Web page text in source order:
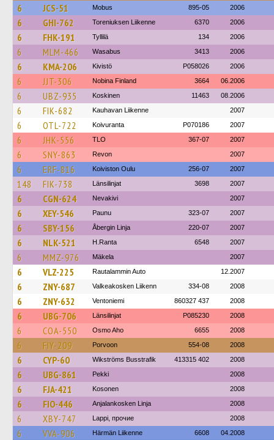
6 JCS-51 Mobus 895-05 2006
6 GHI-762 Toreniuksen Liikenne 6370 2006
6 FHK-191 Tyllilä 134 2006
6 MLM-466 Wasabus 3413 2006
6 KMA-206 Kivistö P058026 2006
6 JJT-306 Nobina Finland 3664 06.2006
6 UBZ-935 Koskinen 11463 08.2006
6 FIK-682 Kauhavan Liikenne 2007
6 OTL-722 Koivuranta P070186 2007
6 JHK-556 TLO 367-07 2007
6 SNY-863 Revon 2007
6 ERF-816 Koiviston Oulu 256-07 2007
148 FIK-738 Länsilinjat 3698 2007
6 CGN-624 Nevakivi 2007
6 XEY-546 Paunu 323-07 2007
6 SBY-156 Åbergin Linja 220-07 2007
6 NLK-521 H.Ranta 6548 2007
6 MMZ-976 Mäkela 2007
6 VLZ-225 Rautalammin Auto 12.2007
6 ZNY-687 Valkeakosken Liikenn 334-08 2008
6 ZNY-632 Ventoniemi 860327 437 2008
6 UBG-706 Länsilinjat P085230 2008
6 COA-550 Osmo Aho 6655 2008
6 FIY-209 Porvoon 554-08 2008
6 CYP-60 Wikströms Busstrafik 413315 402 2008
6 UBG-861 Pekki 2008
6 FJA-421 Kosonen 2008
6 FIO-446 Anjalankosken Linja 2008
6 XBY-747 Lappi, прочие 2008
6 VVA-906 Härmän Liikenne 6608 04.2008